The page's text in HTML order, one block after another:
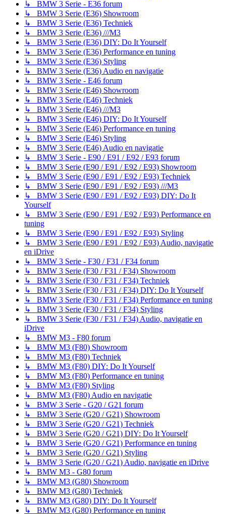
↳ BMW 3 Serie - E36 forum
↳ BMW 3 Serie (E36) Showroom
↳ BMW 3 Serie (E36) Techniek
↳ BMW 3 Serie (E36) ///M3
↳ BMW 3 Serie (E36) DIY: Do It Yourself
↳ BMW 3 Serie (E36) Performance en tuning
↳ BMW 3 Serie (E36) Styling
↳ BMW 3 Serie (E36) Audio en navigatie
↳ BMW 3 Serie - E46 forum
↳ BMW 3 Serie (E46) Showroom
↳ BMW 3 Serie (E46) Techniek
↳ BMW 3 Serie (E46) ///M3
↳ BMW 3 Serie (E46) DIY: Do It Yourself
↳ BMW 3 Serie (E46) Performance en tuning
↳ BMW 3 Serie (E46) Styling
↳ BMW 3 Serie (E46) Audio en navigatie
↳ BMW 3 Serie - E90 / E91 / E92 / E93 forum
↳ BMW 3 Serie (E90 / E91 / E92 / E93) Showroom
↳ BMW 3 Serie (E90 / E91 / E92 / E93) Techniek
↳ BMW 3 Serie (E90 / E91 / E92 / E93) ///M3
↳ BMW 3 Serie (E90 / E91 / E92 / E93) DIY: Do It
Yourself
↳ BMW 3 Serie (E90 / E91 / E92 / E93) Performance en
tuning
↳ BMW 3 Serie (E90 / E91 / E92 / E93) Styling
↳ BMW 3 Serie (E90 / E91 / E92 / E93) Audio, navigatie
en iDrive
↳ BMW 3 Serie - F30 / F31 / F34 forum
↳ BMW 3 Serie (F30 / F31 / F34) Showroom
↳ BMW 3 Serie (F30 / F31 / F34) Techniek
↳ BMW 3 Serie (F30 / F31 / F34) DIY: Do It Yourself
↳ BMW 3 Serie (F30 / F31 / F34) Performance en tuning
↳ BMW 3 Serie (F30 / F31 / F34) Styling
↳ BMW 3 Serie (F30 / F31 / F34) Audio, navigatie en
iDrive
↳ BMW M3 - F80 forum
↳ BMW M3 (F80) Showroom
↳ BMW M3 (F80) Techniek
↳ BMW M3 (F80) DIY: Do It Yourself
↳ BMW M3 (F80) Performance en tuning
↳ BMW M3 (F80) Styling
↳ BMW M3 (F80) Audio en navigatie
↳ BMW 3 Serie - G20 / G21 forum
↳ BMW 3 Serie (G20 / G21) Showroom
↳ BMW 3 Serie (G20 / G21) Techniek
↳ BMW 3 Serie (G20 / G21) DIY: Do It Yourself
↳ BMW 3 Serie (G20 / G21) Performance en tuning
↳ BMW 3 Serie (G20 / G21) Styling
↳ BMW 3 Serie (G20 / G21) Audio, navigatie en iDrive
↳ BMW M3 - G80 forum
↳ BMW M3 (G80) Showroom
↳ BMW M3 (G80) Techniek
↳ BMW M3 (G80) DIY: Do It Yourself
↳ BMW M3 (G80) Performance en tuning